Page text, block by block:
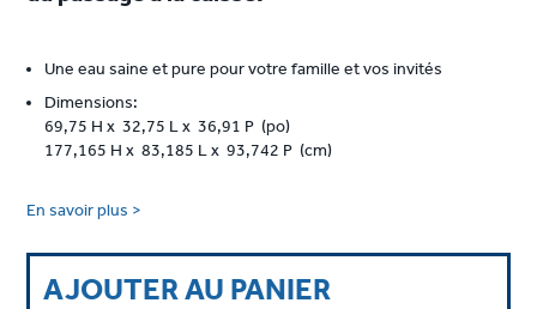
Une eau saine et pure pour votre famille et vos invités
Dimensions:
69,75 H x 32,75 L x 36,91 P (po)
177,165 H x 83,185 L x 93,742 P (cm)
En savoir plus >
AJOUTER AU PANIER